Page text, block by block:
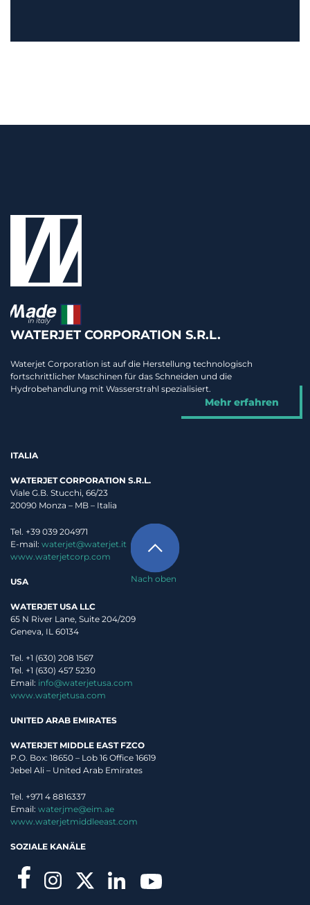
Nach oben
WATERJET CORPORATION S.R.L.
Waterjet Corporation ist auf die Herstellung technologisch
fortschrittlicher Maschinen für das Schneiden und die
Hydrobehandlung mit Wasserstrahl spezialisiert.
Mehr erfahren
ITALIA
WATERJET CORPORATION S.R.L.
Viale G.B. Stucchi, 66/23
20090 Monza – MB – Italia
Tel. +39 039 204971
E-mail: waterjet@waterjet.it
www.waterjetcorp.com
USA
WATERJET USA LLC
65 N River Lane, Suite 204/209
Geneva, IL 60134
Tel. +1 (630) 208 1567
Tel. +1 (630) 457 5230
Email: info@waterjetusa.com
www.waterjetusa.com
UNITED ARAB EMIRATES
WATERJET MIDDLE EAST FZCO
P.O. Box: 18650 – Lob 16 Office 16619
Jebel Ali – United Arab Emirates
Tel. +971 4 8816337
Email: waterjme@eim.ae
www.waterjetmiddleeast.com
SOZIALE KANÄLE